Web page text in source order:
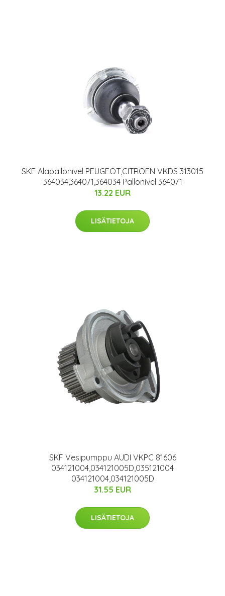
SKF Alapallonivel PEUGEOT,CITROËN VKDS 313015
364034,364071,364034 Pallonivel 364071
13.22 EUR
LISÄTIETOJA
SKF Vesipumppu AUDI VKPC 81606
034121004,034121005D,035121004
034121004,034121005D
31.55 EUR
LISÄTIETOJA